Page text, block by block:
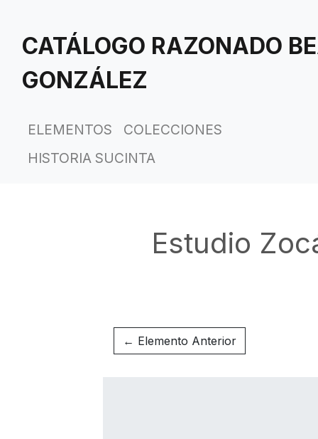
contenido
CATÁLOGO RAZONADO
GONZÁLEZ
ELEMENTOS
COLECCIONES
HISTORIA SUCINTA
Estudio
← Elemento Anterior